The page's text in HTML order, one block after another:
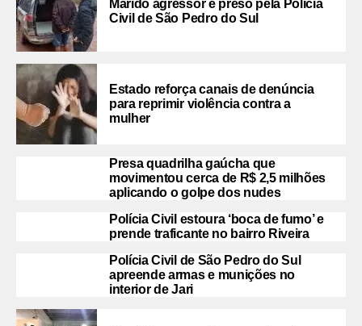
Marido agressor é preso pela Polícia
Civil de São Pedro do Sul
Estado reforça canais de denúncia
para reprimir violência contra a
mulher
Presa quadrilha gaúcha que
movimentou cerca de R$ 2,5 milhões
aplicando o golpe dos nudes
Polícia Civil estoura ‘boca de fumo’ e
prende traficante no bairro Riveira
Polícia Civil de São Pedro do Sul
apreende armas e munições no
interior de Jari